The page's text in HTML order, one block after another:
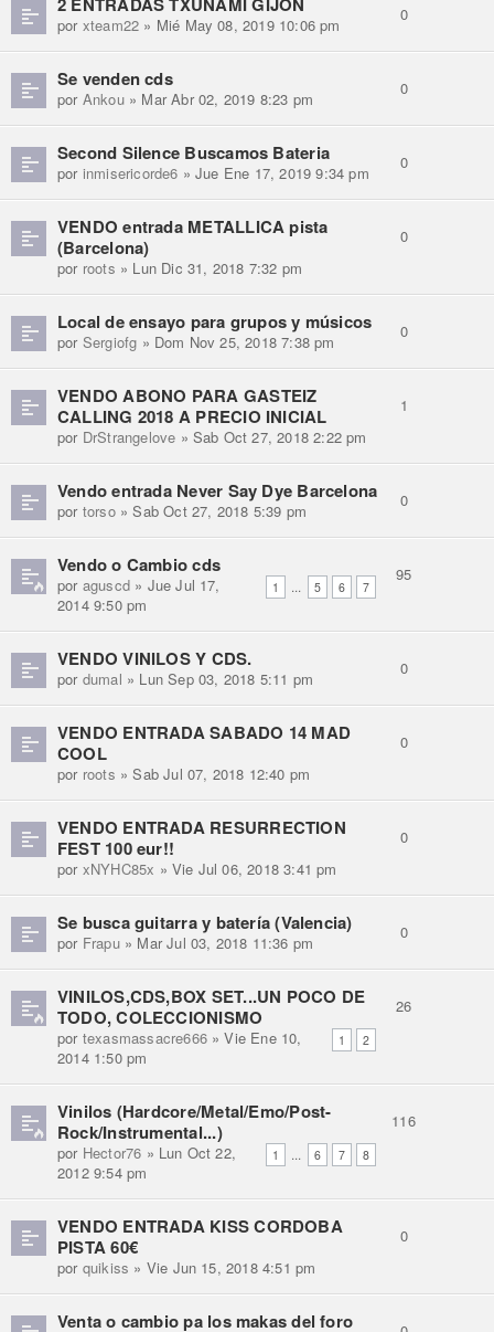
por xteam22 » Mié May 08, 2019 10:06 pm
0
Se venden cds
por Ankou» Mar Abr 02, 2019 8:23 pm
0
Second Silence Buscamos Bateria
por inmisericorde6 » Jue Ene 17, 2019 9:34 pm
0
VENDO entrada METALLICA pista
(Barcelona)
por roots » Lun Dic 31, 2018 7:32 pm
0
Local de ensayo para grupos y músicos
por Sergiofg » Dom Nov 25, 2018 7:38 pm
0
VENDO ABONO PARA GASTEIZ
CALLING 2018 A PRECIO INICIAL
por DrStrangelove » Sab Oct 27, 2018 2:22 pm
1
Vendo entrada Never Say Dye Barcelona
por torso» Sab Oct 27, 2018 5:39 pm
0
Vendo o Cambio cds
1 ... 5 6 7
por aguscd» Jue Jul 17,
2014 9:50 pm
95
VENDO VINILOS Y CDS.
por dumal » Lun Sep 03, 2018 5:11 pm
0
VENDO ENTRADA SABADO 14 MAD
COOL
por roots » Sab Jul 07, 2018 12:40 pm
0
VENDO ENTRADA RESURRECTION
FEST 100 eur!!
por xNYHC85x » Vie Jul 06, 2018 3:41 pm
0
Se busca guitarra y batería (Valencia)
por Frapu» Mar Jul 03, 2018 11:36 pm
0
VINILOS,CDS,BOX SET...UN POCO DE
TODO, COLECCIONISMO
1 2
por texasmassacre666» Vie Ene 10,
2014 1:50 pm
26
Vinilos (Hardcore/Metal/Emo/Post-
Rock/Instrumental...)
1 ... 6 7 8
por Hector76 » Lun Oct 22,
2012 9:54 pm
116
VENDO ENTRADA KISS CORDOBA
PISTA 60€
por quikiss » Vie Jun 15, 2018 4:51 pm
0
Venta o cambio pa los makas del foro